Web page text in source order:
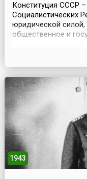
Конституция СССР
Социалистических
юридической силой,
общественное и
Конституции был...
1943